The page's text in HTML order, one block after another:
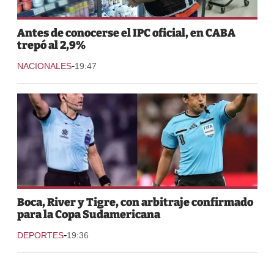
Antes de conocerse el IPC oficial, en CABA
trepó al 2,9%
NACIONALES-19:47
Boca, River y Tigre, con arbitraje confirmado
para la Copa Sudamericana
DEPORTES-19:36